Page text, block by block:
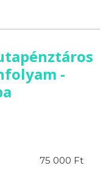
-
75 000 Ft